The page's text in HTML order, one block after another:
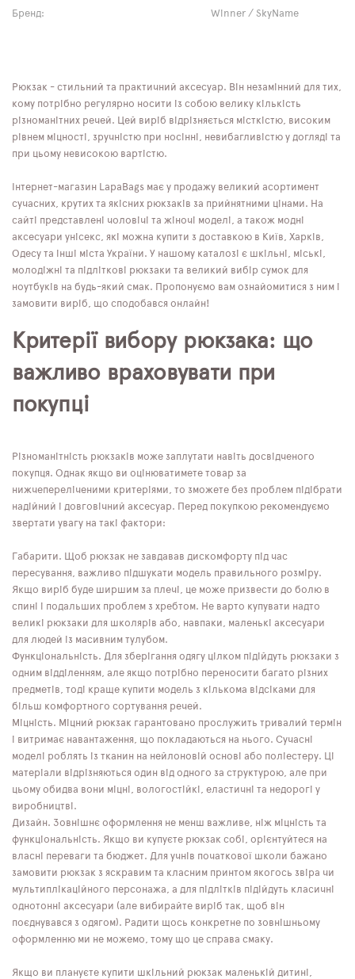
Бренд:
Winner / SkyName
Рюкзак - стильний та практичний аксесуар. Він незамінний для тих,
кому потрібно регулярно носити із собою велику кількість
різноманітних речей. Цей виріб відрізняється місткістю, високим
рівнем міцності, зручністю при носінні, невибагливістю у догляді та
при цьому невисокою вартістю.
Інтернет-магазин LapaBags має у продажу великий асортимент
сучасних, крутих та якісних рюкзаків за прийнятними цінами. На
сайті представлені чоловічі та жіночі моделі, а також модні
аксесуари унісекс, які можна купити з доставкою в Київ, Харків,
Одесу та інші міста України. У нашому каталозі є шкільні, міські,
молодіжні та підліткові рюкзаки та великий вибір сумок для
ноутбуків на будь-який смак. Пропонуємо вам ознайомитися з ним і
замовити виріб, що сподобався онлайн!
Критерії вибору рюкзака: що
важливо враховувати при
покупці
Різноманітність рюкзаків може заплутати навіть досвідченого
покупця. Однак якщо ви оцінюватимете товар за
нижчепереліченими критеріями, то зможете без проблем підібрати
надійний і довговічний аксесуар. Перед покупкою рекомендуємо
звертати увагу на такі фактори:
Габарити. Щоб рюкзак не завдавав дискомфорту під час
пересування, важливо підшукати модель правильного розміру.
Якщо виріб буде ширшим за плечі, це може призвести до болю в
спині і подальших проблем з хребтом. Не варто купувати надто
великі рюкзаки для школярів або, навпаки, маленькі аксесуари
для людей із масивним тулубом.
Функціональність. Для зберігання одягу цілком підійдуть рюкзаки з
одним відділенням, але якщо потрібно переносити багато різних
предметів, тоді краще купити модель з кількома відсіками для
більш комфортного сортування речей.
Міцність. Міцний рюкзак гарантовано прослужить тривалий термін
і витримає навантаження, що покладаються на нього. Сучасні
моделі роблять із тканин на нейлоновій основі або поліестеру. Ці
матеріали відрізняються один від одного за структурою, але при
цьому обидва вони міцні, вологостійкі, еластичні та недорогі у
виробництві.
Дизайн. Зовнішнє оформлення не менш важливе, ніж міцність та
функціональність. Якщо ви купуєте рюкзак собі, орієнтуйтеся на
власні переваги та бюджет. Для учнів початкової школи бажано
замовити рюкзак з яскравим та класним принтом якогось звіра чи
мультиплікаційного персонажа, а для підлітків підійдуть класичні
однотонні аксесуари (але вибирайте виріб так, щоб він
поєднувався з одягом). Радити щось конкретне по зовнішньому
оформленню ми не можемо, тому що це справа смаку.
Якщо ви плануєте купити шкільний рюкзак маленькій дитині,